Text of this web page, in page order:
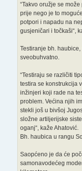
“Takvo oružje se
prije nego je to
potpori i napadu na
gusjeničari i točkaši“,
Testiranje bh.
sveobuhvatno.
“Testiraju se različiti
testira se konstrukcija
inžinjeri koji rade na
problem. Većina njih
stekli još u bivšoj
složne artiljerijske
oganj“, kaže Ahatović.
Bh. haubica u rangu
Saopćeno je da će
samonavodećeg